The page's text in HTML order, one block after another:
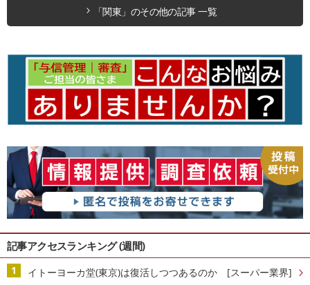
「関東」のその他の記事 一覧
記事アクセスランキング (週間)
イトーヨーカ堂(東京)は復活しつつあるのか [スーパー業界]